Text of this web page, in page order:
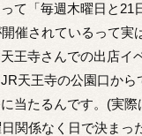
て「毎週木曜日と21
催されているって
王寺さんでの出店イ
天王寺の公園口か
当たるんです。(実
関係なく日で決ま